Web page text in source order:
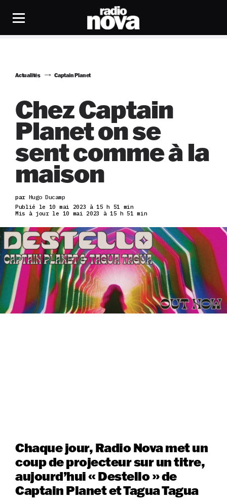
Actualités Captain Planet
Chez Captain
Planet on se
sent comme à la
maison
par Hugo Ducamp
Publié le 10 mai 2023 à 15 h 51 min
Mis à jour le 10 mai 2023 à 15 h 51 min
Chaque jour, Radio Nova met un
coup de projecteur sur un titre,
aujourd’hui « Destello » de
Captain Planet et Tagua Tagua